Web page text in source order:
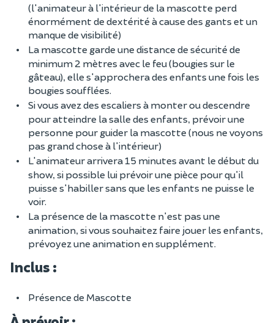
(l'animateur à l'intérieur de la mascotte perd
énormément de dextérité à cause des gants et un
manque de visibilité)
La mascotte garde une distance de sécurité de
minimum 2 mètres avec le feu (bougies sur le
gâteau), elle s'approchera des enfants une fois les
bougies soufflées.
Si vous avez des escaliers à monter ou descendre
pour atteindre la salle des enfants, prévoir une
personne pour guider la mascotte (nous ne voyons
pas grand chose à l'intérieur)
L'animateur arrivera 15 minutes avant le début du
show, si possible lui prévoir une pièce pour qu'il
puisse s'habiller sans que les enfants ne puisse le
voir.
La présence de la mascotte n'est pas une
animation, si vous souhaitez faire jouer les enfants,
prévoyez une animation en supplément.
Inclus :
Présence de Mascotte